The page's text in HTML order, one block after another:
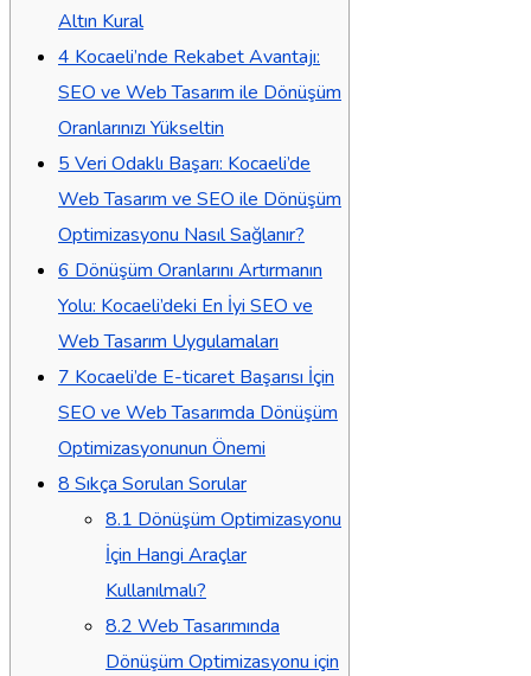
Altın Kural
4 Kocaeli’nde Rekabet Avantajı:
SEO ve Web Tasarım ile Dönüşüm
Oranlarınızı Yükseltin
5 Veri Odaklı Başarı: Kocaeli’de
Web Tasarım ve SEO ile Dönüşüm
Optimizasyonu Nasıl Sağlanır?
6 Dönüşüm Oranlarını Artırmanın
Yolu: Kocaeli’deki En İyi SEO ve
Web Tasarım Uygulamaları
7 Kocaeli’de E-ticaret Başarısı İçin
SEO ve Web Tasarımda Dönüşüm
Optimizasyonunun Önemi
8 Sıkça Sorulan Sorular
8.1 Dönüşüm Optimizasyonu
İçin Hangi Araçlar
Kullanılmalı?
8.2 Web Tasarımında
Dönüşüm Optimizasyonu için